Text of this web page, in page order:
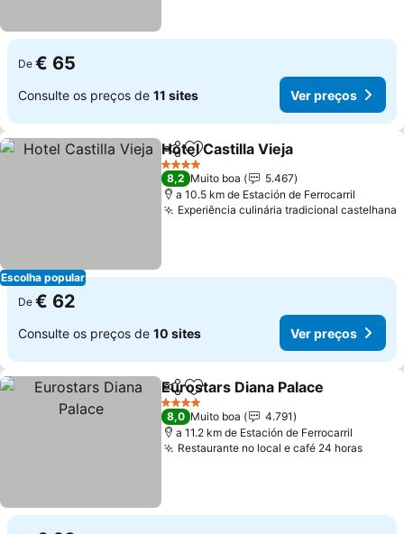
De € 65
Consulte os preços de 11 sites Ver preços
Escolha popular
PartilharAdicionar aos favoritos
Hotel Castilla Vieja
4 Estrelas
8,2 Muito boa
5.467
a 10.5 km de Estación de Ferrocarril
Experiência culinária tradicional castelhana
De € 62
Consulte os preços de 10 sites Ver preços
PartilharAdicionar aos favoritos
Eurostars Diana Palace
4 Estrelas
8,0 Muito boa
4.791
a 11.2 km de Estación de Ferrocarril
Restaurante no local e café 24 horas